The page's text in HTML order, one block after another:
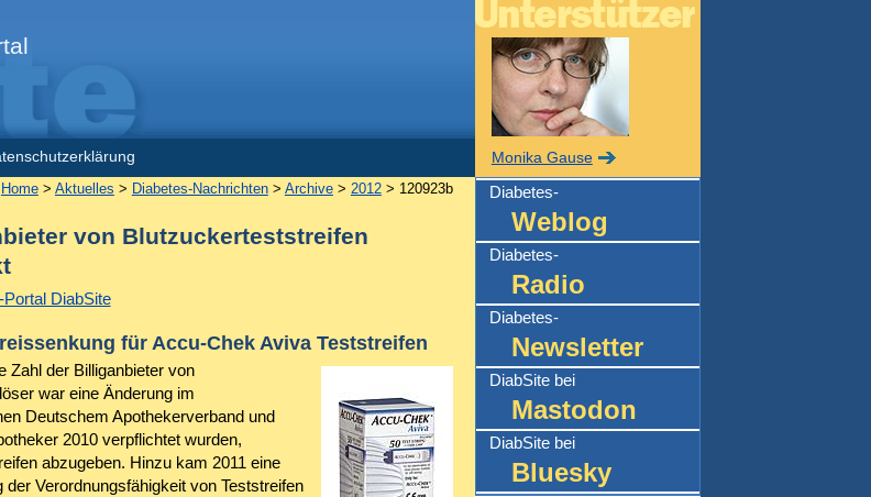
Home> Aktuelles > Diabetes-Nachrichten> Archive> 2012> 120923b
von Blutzuckerteststreifen
Portal DiabSite
für Accu-Chek Aviva Teststreifen
Zahl der Billiganbieter von
war eine Änderung im
Deutschem Apothekerverband und
2010 verpflichtet wurden,
abzugeben. Hinzu kam 2011 eine
Verordnungsfähigkeit von Teststreifen
Monika Gause
Diabetes-
Weblog
Diabetes-
Radio
Diabetes-
Newsletter
DiabSite bei
Mastodon
DiabSite bei
Bluesky